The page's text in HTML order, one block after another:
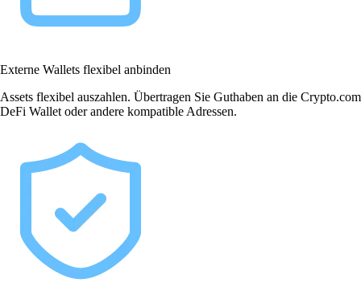
Externe Wallets flexibel anbinden
Assets flexibel auszahlen. Übertragen Sie Guthaben an die Crypto.com
DeFi Wallet oder andere kompatible Adressen.